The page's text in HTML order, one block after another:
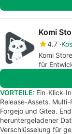
Komi
4.7
Komi
für
VORTEILE: Ein-Klick-
Release-Assets.
Forgejo und Gitea.
heruntergeladener
Verschlüsselung für